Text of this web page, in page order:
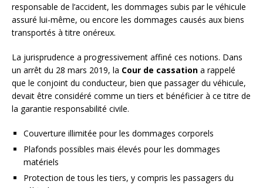
responsable de l’accident, les dommages subis par le véhicule
assuré lui-même, ou encore les dommages causés aux biens
transportés à titre onéreux.
La jurisprudence a progressivement affiné ces notions. Dans
un arrêt du 28 mars 2019, la Cour de cassation a rappelé
que le conjoint du conducteur, bien que passager du véhicule,
devait être considéré comme un tiers et bénéficier à ce titre de
la garantie responsabilité civile.
Couverture illimitée pour les dommages corporels
Plafonds possibles mais élevés pour les dommages
matériels
Protection de tous les tiers, y compris les passagers du